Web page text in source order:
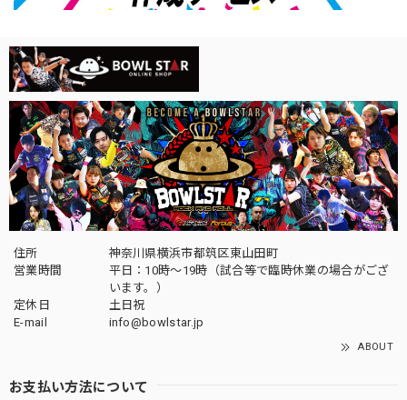
住所
神奈川県横浜市都筑区東山田町
営業時間
平日：10時～19時（試合等で臨時休業の場合がござ
います。）
定休日
土日祝
E-mail
info@bowlstar.jp
ABOUT
お支払い方法について